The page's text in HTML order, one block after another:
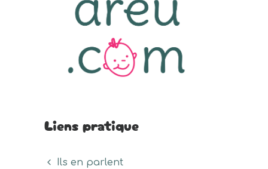
Liens pratique
Ils en parlent